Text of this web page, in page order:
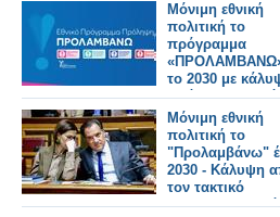
Μόνιμη εθνική
πολιτική το
πρόγραμμα
το 2030 με
από τον Τακτικό
Προϋπολογισμό
Μόνιμη εθνική
πολιτική το
"Προλαμβάνω"
2030 - Κάλυψη
τον τακτικό
προϋπολογισμό